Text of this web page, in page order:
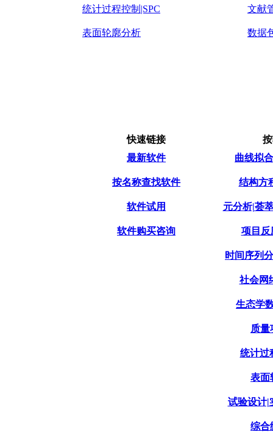
统计过程控制|SPC
表面轮廓分析
文献
数据
快速链接
最新软件
按名称查找软件
软件试用
软件购买咨询
曲线拟
结构方
元分析|荟
项目反
时间序列
社会网
生态学
质量
统计过
表面
试验设计|
综合